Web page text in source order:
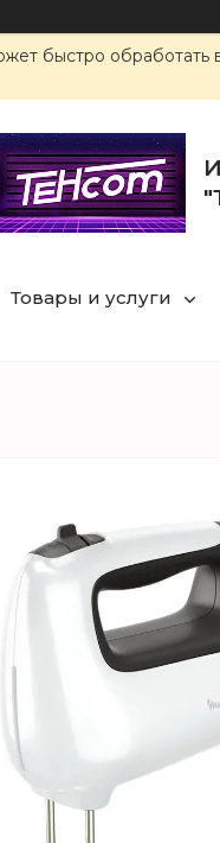
быстро
Товары и услуги